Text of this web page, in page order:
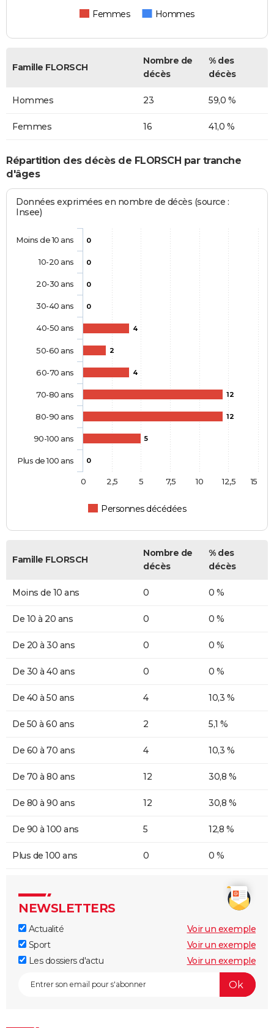
Femmes Hommes
Famille FLORSCH
Nombre de
décès
% des
décès
Hommes 23 59,0 %
Femmes 16 41,0 %
Répartition des décès de FLORSCH par tranche
d'âges
Données exprimées en nombre de décès (source :
Insee)
0
0
0
0
4
2
4
12
12
5
0
Personnes décédées
Moins de 10 ans
10-20 ans
20-30 ans
30-40 ans
40-50 ans
50-60 ans
60-70 ans
70-80 ans
80-90 ans
90-100 ans
Plus de 100 ans
0 2,5 5 7,5 10 12,5 15
Famille FLORSCH
Nombre de
décès
% des
décès
Moins de 10 ans 0 0 %
De 10 à 20 ans 0 0 %
De 20 à 30 ans 0 0 %
De 30 à 40 ans 0 0 %
De 40 à 50 ans 4 10,3 %
De 50 à 60 ans 2 5,1 %
De 60 à 70 ans 4 10,3 %
De 70 à 80 ans 12 30,8 %
De 80 à 90 ans 12 30,8 %
De 90 à 100 ans 5 12,8 %
Plus de 100 ans 0 0 %
NEWSLETTERS
Actualité
Voir un exemple
Sport
Voir un exemple
Les dossiers d'actu
Voir un exemple